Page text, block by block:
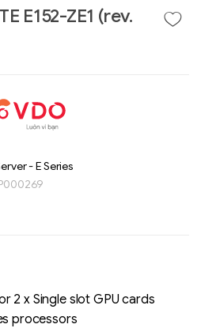
E152-ZE1 (rev.
- E Series
2 x Single slot GPU cards
processors
AAP1)